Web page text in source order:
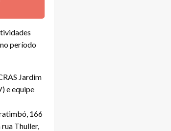
período
Jardim
e equipe
166
Thuller,